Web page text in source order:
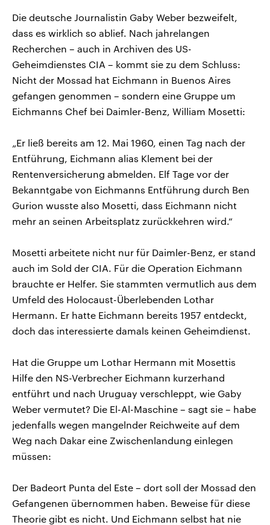
Die deutsche Journalistin Gaby Weber bezweifelt,
dass es wirklich so ablief. Nach jahrelangen
Recherchen – auch in Archiven des US-
Geheimdienstes CIA – kommt sie zu dem Schluss:
Nicht der Mossad hat Eichmann in Buenos Aires
gefangen genommen – sondern eine Gruppe um
Eichmanns Chef bei Daimler-Benz, William Mosetti:
„Er ließ bereits am 12. Mai 1960, einen Tag nach der
Entführung, Eichmann alias Klement bei der
Rentenversicherung abmelden. Elf Tage vor der
Bekanntgabe von Eichmanns Entführung durch Ben
Gurion wusste also Mosetti, dass Eichmann nicht
mehr an seinen Arbeitsplatz zurückkehren wird.“
Mosetti arbeitete nicht nur für Daimler-Benz, er stand
auch im Sold der CIA. Für die Operation Eichmann
brauchte er Helfer. Sie stammten vermutlich aus dem
Umfeld des Holocaust-Überlebenden Lothar
Hermann. Er hatte Eichmann bereits 1957 entdeckt,
doch das interessierte damals keinen Geheimdienst.
Hat die Gruppe um Lothar Hermann mit Mosettis
Hilfe den NS-Verbrecher Eichmann kurzerhand
entführt und nach Uruguay verschleppt, wie Gaby
Weber vermutet? Die El-Al-Maschine – sagt sie – habe
jedenfalls wegen mangelnder Reichweite auf dem
Weg nach Dakar eine Zwischenlandung einlegen
müssen:
Der Badeort Punta del Este – dort soll der Mossad den
Gefangenen übernommen haben. Beweise für diese
Theorie gibt es nicht. Und Eichmann selbst hat nie